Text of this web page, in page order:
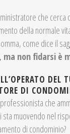
che cerca
della normale
come dice il
ma non fidarsi è
DEL
DI
che
sta muovendo nel
di condominio?